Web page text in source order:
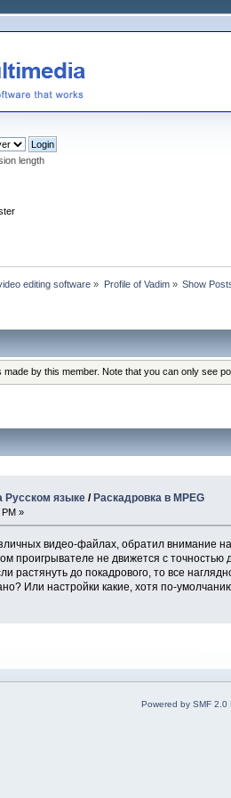
length
editing software » Profile of Vadim» Show
by this member. Note that you can only see
Русском языке / Раскадровка в MPEG
»
видео-файлах, обратил внимание
проигрывателе не движется с
растянуть до покадрового, то все
Или настройки какие, хотя по-
Powered by SMF 2.0